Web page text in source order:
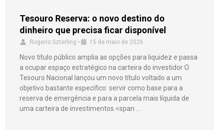
Tesouro Reserva: o novo destino do
dinheiro que precisa ficar disponível
Rogerio Szterling • 15 de maio de 2026
Novo título público amplia as opções para liquidez e passa
a ocupar espaço estratégico na carteira do investidor O
Tesouro Nacional lançou um novo título voltado a um
objetivo bastante específico: servir como base para a
reserva de emergência e para a parcela mais líquida de
uma carteira de investimentos.<span …